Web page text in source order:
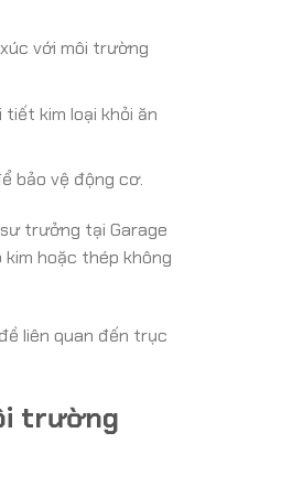
với môi trường
kim loại khỏi ăn
bảo vệ động cơ.
trưởng tại Garage
hoặc thép không
liên quan đến trục
trường